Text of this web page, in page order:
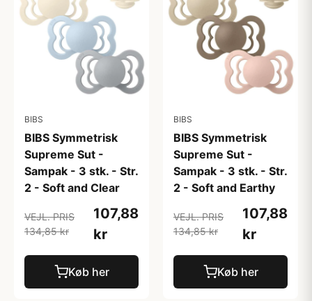
BIBS
BIBS Symmetrisk
Supreme Sut -
Sampak - 3 stk. - Str.
2 - Soft and Clear
VEJL. PRIS
134,85 kr
107,88
kr
Køb her
BIBS
BIBS Symmetrisk
Supreme Sut -
Sampak - 3 stk. - Str.
2 - Soft and Earthy
VEJL. PRIS
134,85 kr
107,88
kr
Køb her